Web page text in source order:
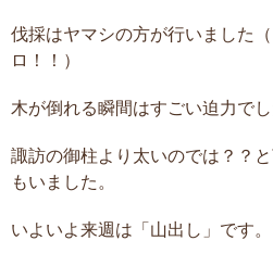
伐採はヤマシの方が行いました
ロ！！）
木が倒れる瞬間はすごい迫力でし
諏訪の御柱より太いのでは？？
もいました。
いよいよ来週は「山出し」です。